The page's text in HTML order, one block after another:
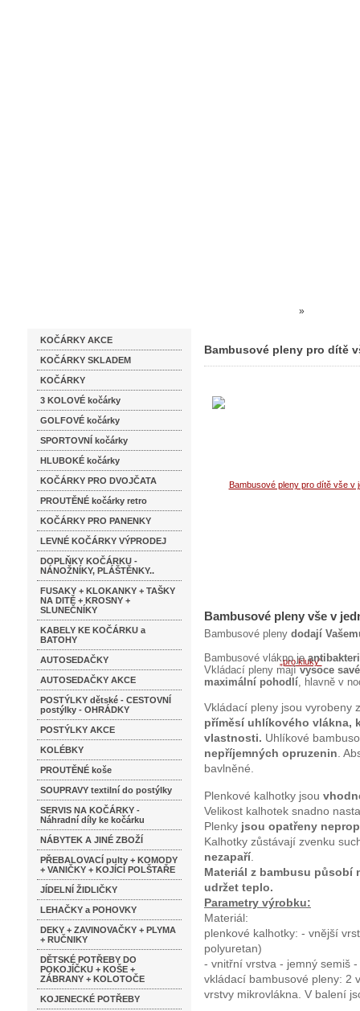
KOČÁRKY AKCE
KOČÁRKY SKLADEM
KOČÁRKY
3 KOLOVÉ kočárky
GOLFOVÉ kočárky
SPORTOVNÍ kočárky
HLUBOKÉ kočárky
KOČÁRKY PRO DVOJČATA
PROUTĚNÉ kočárky retro
KOČÁRKY PRO PANENKY
LEVNÉ KOČÁRKY VÝPRODEJ
DOPLŇKY KOČÁRKU -
NÁNOŽNÍKY, PLÁŠTĚNKY..
FUSAKY + KLOKANKY + TAŠKY
NA DITĚ + KROSNY +
SLUNEČNÍKY
KABELY KE KOČÁRKU a
BATOHY
AUTOSEDAČKY
AUTOSEDAČKY AKCE
POSTÝLKY dětské - CESTOVNÍ
postýlky - OHRÁDKY
POSTÝLKY AKCE
KOLÉBKY
PROUTĚNÉ koše
SOUPRAVY textilní do postýlky
SERVIS NA KOČÁRKY -
Náhradní díly ke kočárku
NÁBYTEK A JINÉ ZBOŽÍ
PŘEBALOVACÍ pulty + KOMODY
+ VANIČKY + KOJÍCÍ POLŠTAŘE
JÍDELNÍ ŽIDLIČKY
LEHAČKY a POHOVKY
DEKY + ZAVINOVAČKY + PLYMA
+ RUČNIKY
DĚTSKÉ POTŘEBY DO
POKOJÍČKU + KOŠE +
ZÁBRANY + KOLOTOČE
KOJENECKÉ POTŘEBY
»
po porodu»Bambusové
Bambusové pleny pro dítě
Bambusové pleny vše v
Bambusové pleny dodají
Bambusové vlákno je
Vkládací pleny majívysoce
maximální pohodlí, hlavně v
Vkládací pleny jsou vyrobeny
příměsí uhlíkového vlákna,
vlastnosti. Uhlíkové
nepříjemných opruzenin .
bavlněné.
Plenkové kalhotky jsou
Velikost kalhotek snadno
Plenky jsou opatřeny
Kalhotky zůstávají zvenku
nezapaří
Materiál z bambusu působí
udržet teplo.
Parametry výrobku:
Materiál:
plenkové kalhotky: - vnější
polyuretan)
- vnitřní vrstva - jemný semiš
vkládací bambusové pleny: 2
vrstvy mikrovlákna. V balení